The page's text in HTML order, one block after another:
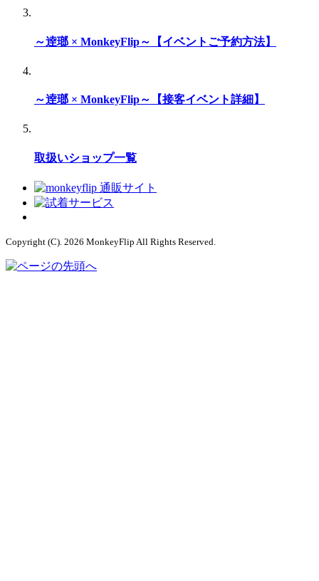
～逹瑯 × MonkeyFlip～【イベントご予約方法】
～逹瑯 × MonkeyFlip～【接客イベント詳細】
取扱いショップ一覧
Copyright (C). 2026 MonkeyFlip All Rights Reserved.